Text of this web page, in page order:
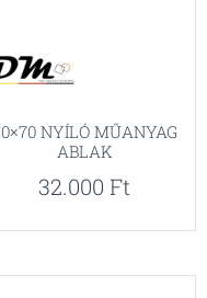
NYÍLÓ MŰANYAG
ABLAK
32.000 Ft